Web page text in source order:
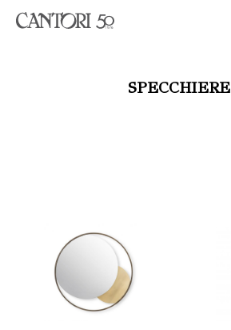
SPECCHIERE